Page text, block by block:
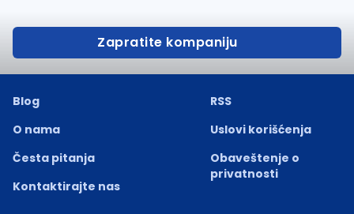
Zapratite kompaniju
Blog
O nama
Česta pitanja
Kontaktirajte nas
RSS
Uslovi korišćenja
Obaveštenje o
privatnosti